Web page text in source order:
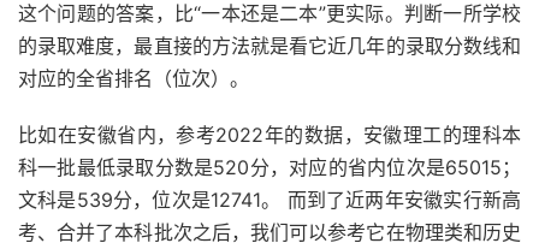
这个问题的答案，比“一本还是二本”更实际。判断一所学校
的录取难度，最直接的方法就是看它近几年的录取分数线和
对应的全省排名（位次）。
比如在安徽省内，参考2022年的数据，安徽理工的理科本
科一批最低录取分数是520分，对应的省内位次是65015；
文科是539分，位次是12741。 而到了近两年安徽实行新高
考、合并了本科批次之后，我们可以参考它在物理类和历史